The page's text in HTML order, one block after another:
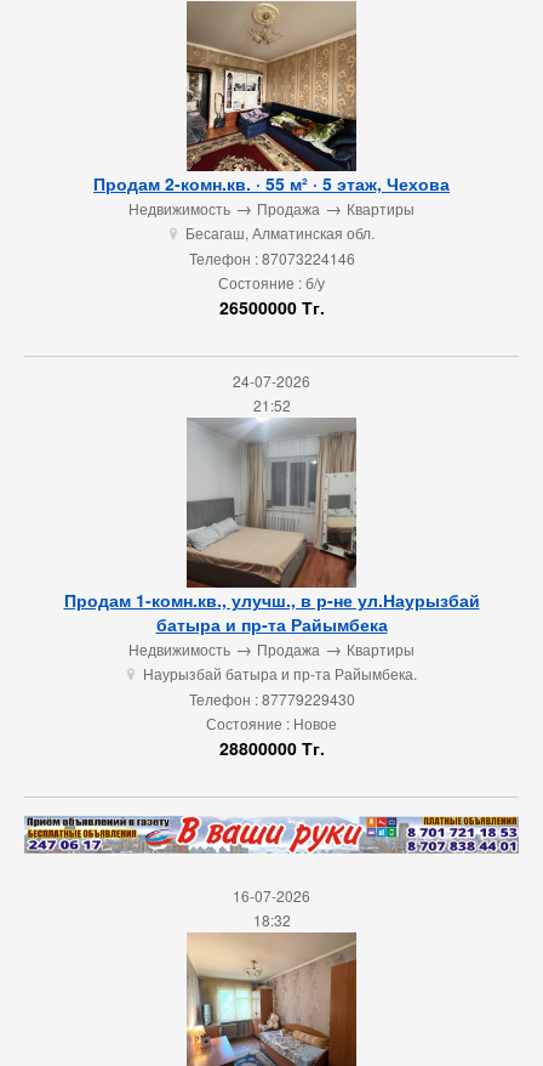
Продам 2-комн.кв. · 55 м² · 5 этаж, Чехова
Недвижимость → Продажа → Квартиры
u
Бесагаш, Алматинская обл.
Телефон : 87073224146
Состояние : б/у
26500000 Тг.
24-07-2026
21:52
Продам 1-комн.кв., улучш., в р-не ул.Наурызбай
батыра и пр-та Райымбека
Недвижимость → Продажа → Квартиры
u
Наурызбай батыра и пр-та Райымбека.
Телефон : 87779229430
Состояние : Новое
28800000 Тг.
16-07-2026
18:32